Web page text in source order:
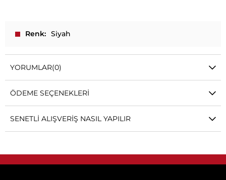
Renk Siyah
YORUMLAR(0)
ÖDEME SEÇENEKLERI
SENETLI ALIŞVERIŞ NASIL YAPILIR